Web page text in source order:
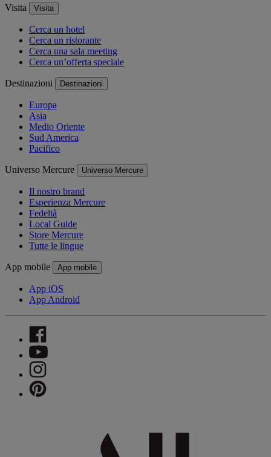
Visita Visita
Cerca un hotel
Cerca un ristorante
Cerca una sala meeting
Cerca un’offerta speciale
Destinazioni Destinazioni
Europa
Asia
Medio Oriente
Sud America
Pacifico
Universo Mercure Universo Mercure
Il nostro brand
Esperienza Mercure
Fedeltà
Local Guide
Store Mercure
Tutte le lingue
App mobile App mobile
App iOS
App Android